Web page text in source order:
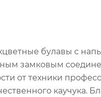
булавы с
замковым
от техники
каучука.